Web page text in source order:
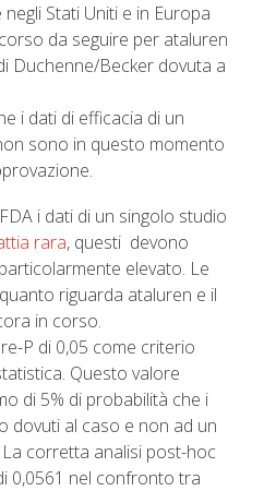
Stati Uniti e in Europa
da seguire per ataluren
Duchenne/Becker dovuta a
i dati di efficacia di un
sono in questo momento
i dati di un singolo studio
rara, questi devono
elevato. Le
riguarda ataluren e il
in corso.
P di 0,05 come criterio
Questo valore
di 5% di probabilità che i
dovuti al caso e non ad un
corretta analisi post-hoc
0,0561 nel confronto tra